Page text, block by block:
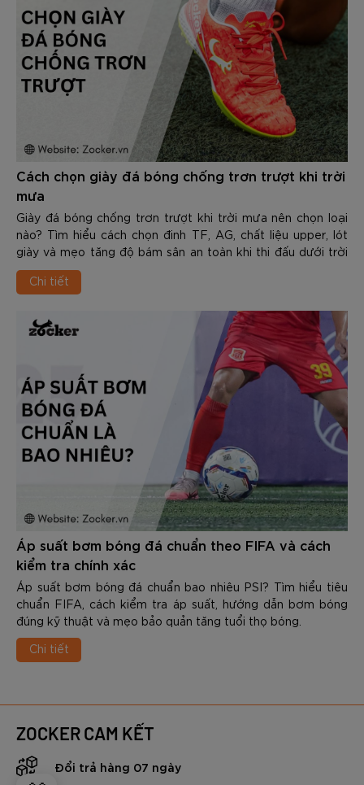
Cách chọn giày đá bóng chống trơn trượt khi trời
mưa
Giày đá bóng chống trơn trượt khi trời mưa nên chọn loại
nào? Tìm hiểu cách chọn đinh TF, AG, chất liệu upper, lót
giày và mẹo tăng độ bám sân an toàn khi thi đấu dưới trời
mưa.
Chi tiết
Áp suất bơm bóng đá chuẩn theo FIFA và cách
kiểm tra chính xác
Áp suất bơm bóng đá chuẩn bao nhiêu PSI? Tìm hiểu tiêu
chuẩn FIFA, cách kiểm tra áp suất, hướng dẫn bơm bóng
đúng kỹ thuật và mẹo bảo quản tăng tuổi thọ bóng.
Chi tiết
ZOCKER CAM KẾT
Đổi trả hàng 07 ngày